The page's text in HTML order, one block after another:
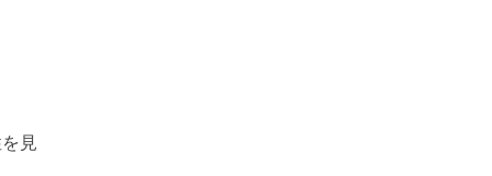
見